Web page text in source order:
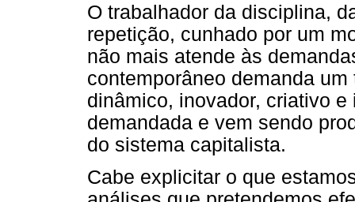
O trabalhador da disciplina,
repetição, cunhado por um
não mais atende às
contemporâneo demanda
dinâmico, inovador, criativo
demandada e vem sendo
do sistema capitalista.
Cabe explicitar o que